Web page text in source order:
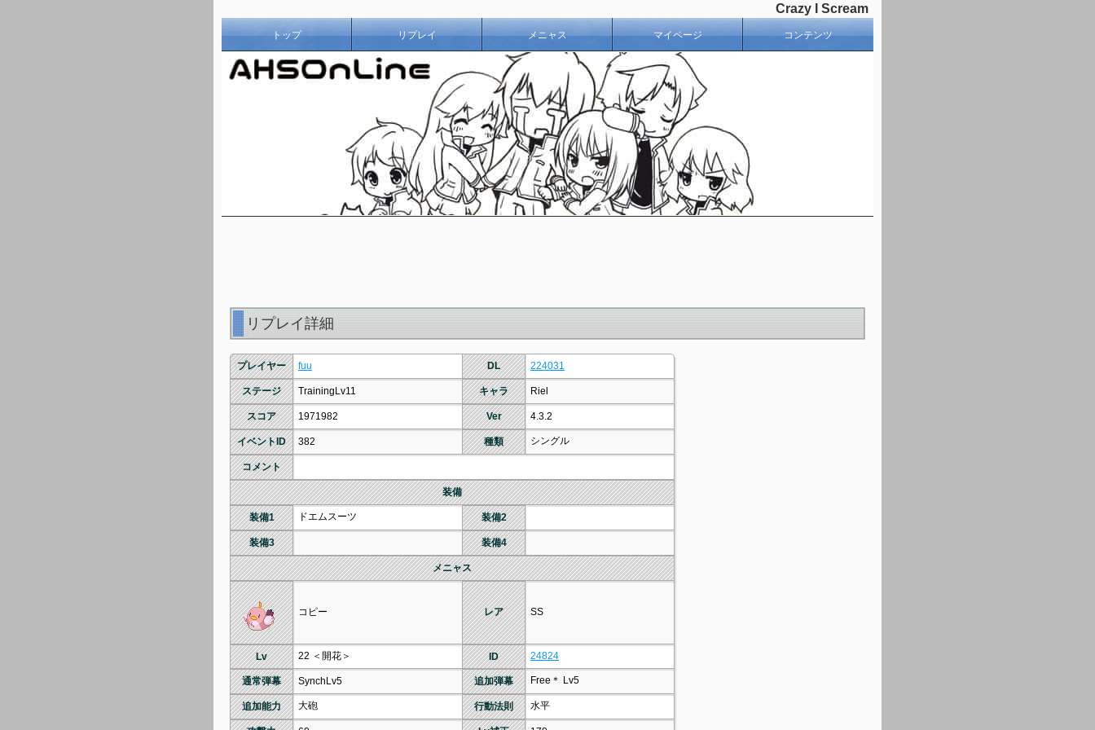
Crazy I Scream
トップ リプレイ メニャス マイページ コンテンツ
リプレイ詳細
プレイヤー fuu DL 224031
ステージ TrainingLv11 キャラ Riel
スコア 1971982 Ver 4.3.2
イベントID 382 種類 シングル
コメント
装備
装備1 ドエムスーツ 装備2
装備3 装備4
メニャス
コピー レア SS
Lv 22 ＜開花＞ ID 24824
通常弾幕 SynchLv5 追加弾幕 Free＊ Lv5
追加能力 大砲 行動法則 水平